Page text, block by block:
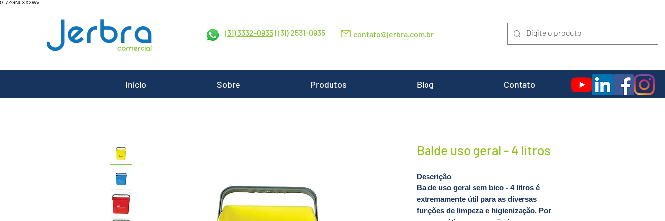
G-7ZGN6XX2WV
(31) 3332-0935| (31) 2531-0935 contato@jerbra.com.br
Balde uso geral - 4 litros
Descrição
Balde uso geral sem bico - 4 litros é
extremamente útil para as diversas
funções de limpeza e higienização. Por
Início Sobre Produtos Blog Contato